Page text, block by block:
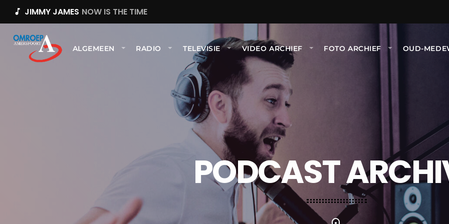
music_note JIMMY JAMES NOW IS THE TIME
ALGEMEEN RADIO TELEVISIE VIDEO ARCHIEF FOTO ARCHIEF OUD-
PODCAST